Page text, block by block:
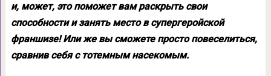
и, может, это поможет вам раскрыть свои
способности и занять место в супергеройской
франшизе! Или же вы сможете просто повеселиться,
сравнив себя с тотемным насекомым.